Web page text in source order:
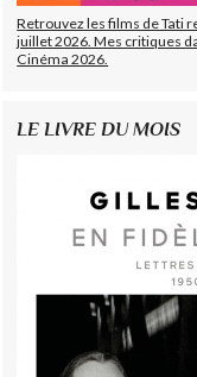
Retrouvez les films de Tati
juillet 2026. Mes critiques
Cinéma 2026.
LE LIVRE DU MOIS